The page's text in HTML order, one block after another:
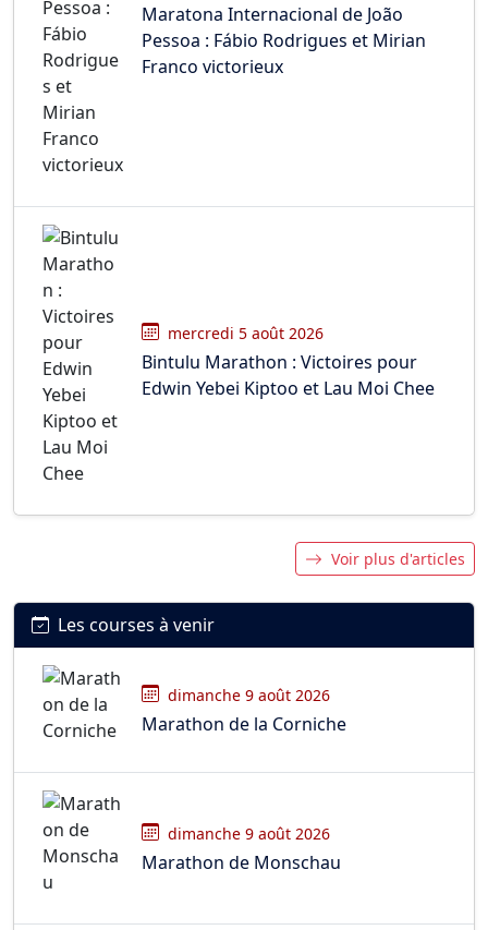
Maratona Internacional de João
Pessoa : Fábio Rodrigues et Mirian
Franco victorieux
mercredi 5 août 2026
Bintulu Marathon : Victoires pour
Edwin Yebei Kiptoo et Lau Moi Chee
Voir plus d'articles
Les courses à venir
dimanche 9 août 2026
Marathon de la Corniche
dimanche 9 août 2026
Marathon de Monschau